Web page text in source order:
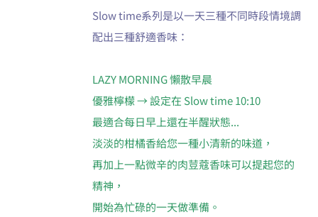
Slow time系列是以一天三種不同時段情境調
配出三種舒適香味：
LAZY MORNING 懶散早晨
優雅檸檬 → 設定在 Slow time 10:10
最適合每日早上還在半醒狀態...
淡淡的柑橘香給您一種小清新的味道，
再加上一點微辛的肉荳蔻香味可以提起您的
精神，
開始為忙碌的一天做準備。